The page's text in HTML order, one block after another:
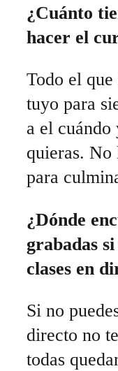
¿Cuánto
hacer el
Todo el
tuyo para
a el cuándo
quieras.
para
¿Dónde
grabadas
clases en
Si no
directo no
todas